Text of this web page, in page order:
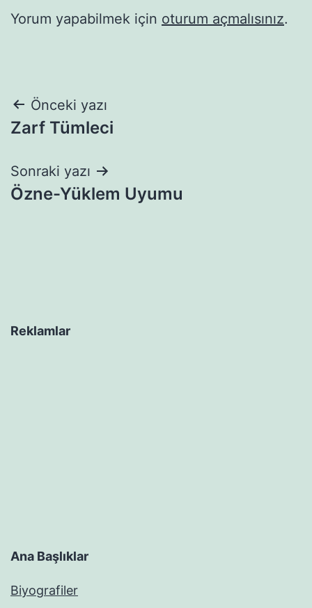
Yorum yapabilmek için oturum açmalısınız.
Yazı
gezinmesi
Önceki yazı
Zarf Tümleci
Sonraki yazı
Özne-Yüklem Uyumu
Reklamlar
Ana Başlıklar
Biyografiler